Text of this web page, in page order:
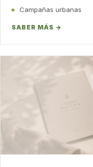
Campañas urbanas
SABER MÁS →